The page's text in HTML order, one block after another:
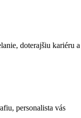
doterajšiu kariéru a
personalista vás